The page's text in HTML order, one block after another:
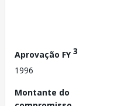
Aprovação FY3
1996
Montante do